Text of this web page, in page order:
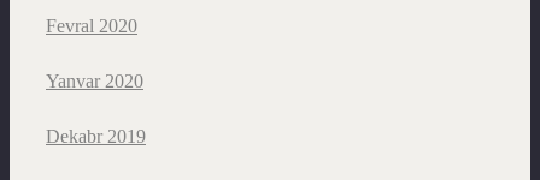
Fevral 2020
Yanvar 2020
Dekabr 2019